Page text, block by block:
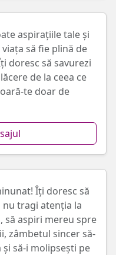
aspirațiile tale și
să fie plină de
doresc să savurezi
de la ceea ce
te doar de
Îți doresc să
nu tragi atenția la
să aspiri mereu spre
zâmbetul sincer să-
să-i molipsești pe